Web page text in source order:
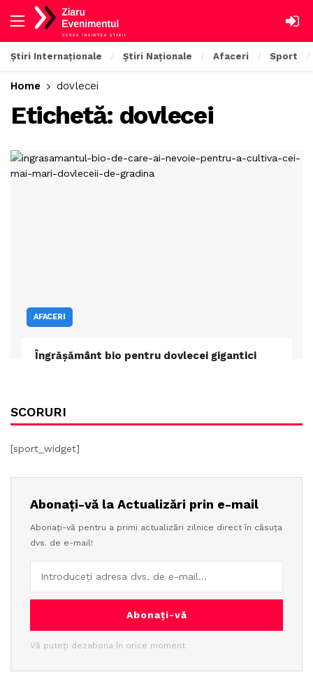
Știri Internaționale Știri Naționale Afaceri Sport
Home dovlecei
Etichetă: dovlecei
AFACERI
Îngrășământ bio pentru dovlecei gigantici
SCORURI
[sport_widget]
Abonați-vă la Actualizări prin e-mail
Abonați-vă pentru a primi actualizări zilnice direct în căsuța
dvs. de e-mail!
Abonați-vă
Vă puteți dezabona în orice moment